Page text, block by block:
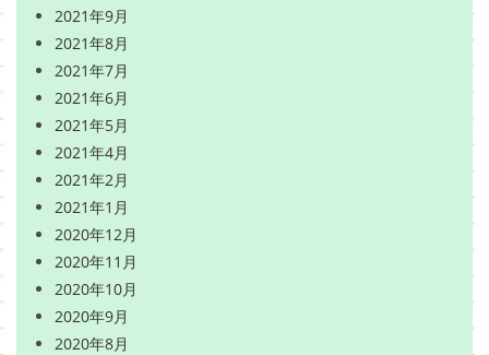
2021年9月
2021年8月
2021年7月
2021年6月
2021年5月
2021年4月
2021年2月
2021年1月
2020年12月
2020年11月
2020年10月
2020年9月
2020年8月